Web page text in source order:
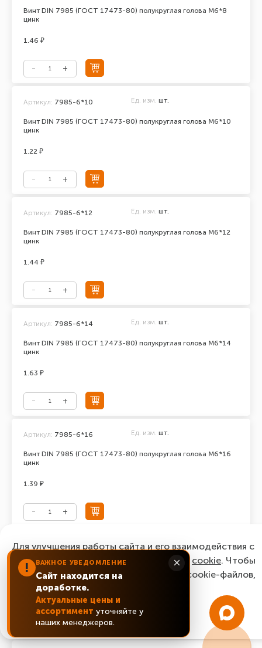
Винт DIN 7985 (ГОСТ 17473-80) полукруглая голова М6*8
цинк
1.46 ₽
Винт DIN 7985 (ГОСТ 17473-80) полукруглая голова М6*10
цинк
Артикул: 7985-6*10 Ед. изм. шт.
1.22 ₽
Винт DIN 7985 (ГОСТ 17473-80) полукруглая голова М6*12
цинк
Артикул: 7985-6*12 Ед. изм. шт.
1.44 ₽
Винт DIN 7985 (ГОСТ 17473-80) полукруглая голова М6*14
цинк
Артикул: 7985-6*14 Ед. изм. шт.
1.63 ₽
Винт DIN 7985 (ГОСТ 17473-80) полукруглая голова М6*16
цинк
Артикул: 7985-6*16 Ед. изм. шт.
1.39 ₽
Винт DIN 7985 (ГОСТ 17473-80) полукруглая голова М6*18
цинк
Артикул: 7985-6*18 Ед. изм. шт.
1.82 ₽
! ВАЖНОЕ УВЕДОМЛЕНИЕ
Сайт находится на
доработке.
Актуальные цены и
ассортимент уточняйте у
наших менеджеров.
×
Для улучшения работы сайта и его взаимодействия с
пользователями мы используем файлы cookie. Чтобы
согласиться с нашим использованием cookie-файлов,
нажмите “Ок, понятно!”
ОК, понятно!